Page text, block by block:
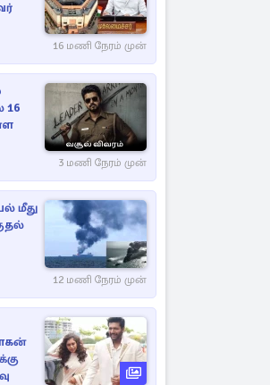
16 மணி நேரம் முன்
3 மணி நேரம் முன்
மீது
12 மணி நேரம் முன்